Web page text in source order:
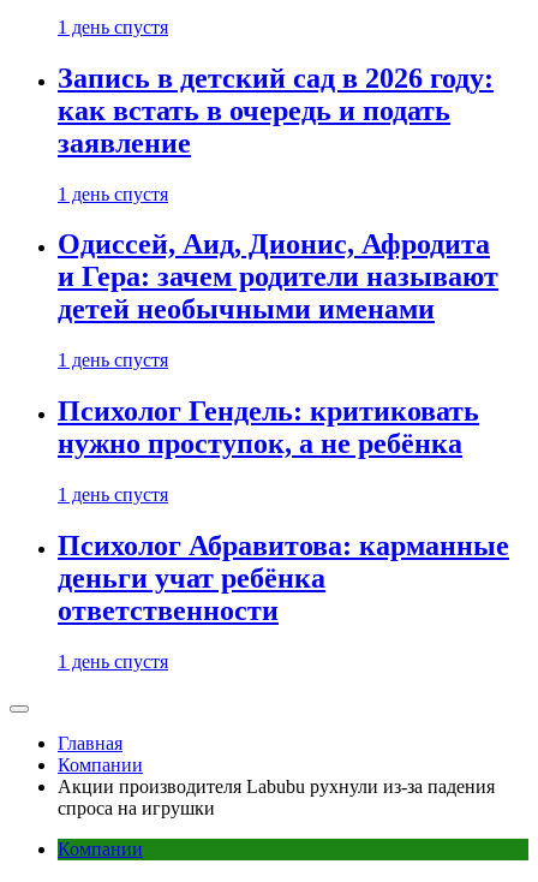
1 день спустя
Запись в детский сад в 2026 году:
как встать в очередь и подать
заявление
1 день спустя
Одиссей, Аид, Дионис, Афродита
и Гера: зачем родители называют
детей необычными именами
1 день спустя
Психолог Гендель: критиковать
нужно проступок, а не ребёнка
1 день спустя
Психолог Абравитова: карманные
деньги учат ребёнка
ответственности
1 день спустя
Главная
Компании
Акции производителя Labubu рухнули из-за падения
спроса на игрушки
Компании